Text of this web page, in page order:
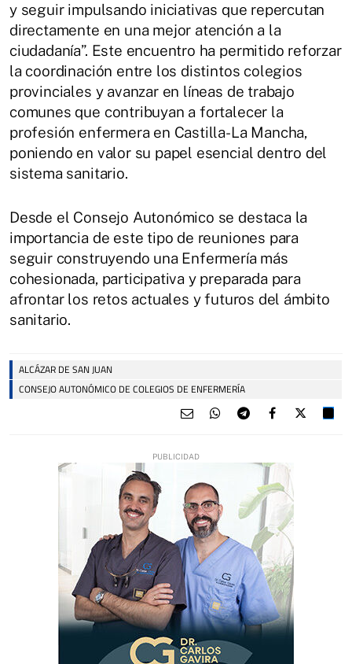
y seguir impulsando iniciativas que repercutan
directamente en una mejor atención a la
ciudadanía”. Este encuentro ha permitido reforzar
la coordinación entre los distintos colegios
provinciales y avanzar en líneas de trabajo
comunes que contribuyan a fortalecer la
profesión enfermera en Castilla-La Mancha,
poniendo en valor su papel esencial dentro del
sistema sanitario.
Desde el Consejo Autonómico se destaca la
importancia de este tipo de reuniones para
seguir construyendo una Enfermería más
cohesionada, participativa y preparada para
afrontar los retos actuales y futuros del ámbito
sanitario.
ALCÁZAR DE SAN JUAN
CONSEJO AUTONÓMICO DE COLEGIOS DE ENFERMERÍA